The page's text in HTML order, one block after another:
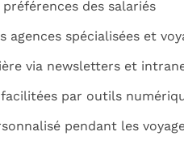
des salariés
agences spécialisées et
via newsletters et
par outils
pendant les